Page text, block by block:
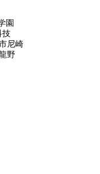
園
尼崎
野